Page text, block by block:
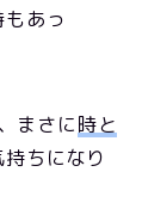
あっ
まさに時と
ちになり